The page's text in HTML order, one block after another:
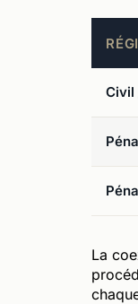
Civil
La